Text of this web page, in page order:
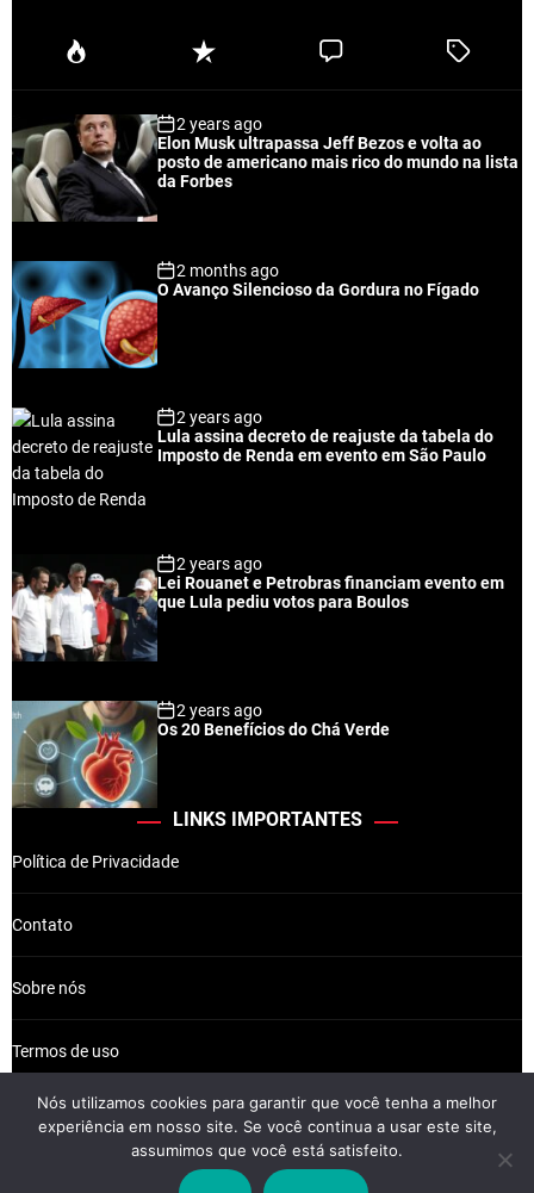
P
u
a
r
R
e
n
t
C
e
T
e
2 years ago
Elon Musk ultrapassa Jeff Bezos e volta ao
posto de americano mais rico do mundo na lista
da Forbes
2 months ago
O Avanço Silencioso da Gordura no Fígado
2 years ago
Lula assina decreto de reajuste da tabela do
Imposto de Renda em evento em São Paulo
2 years ago
Lei Rouanet e Petrobras financiam evento em
que Lula pediu votos para Boulos
2 years ago
Os 20 Benefícios do Chá Verde
LINKS IMPORTANTES
Política de Privacidade
Contato
Sobre nós
Termos de uso
Wikkiz © 2026 Newsreach.
Nós utilizamos cookies para garantir que você tenha a melhor
experiência em nosso site. Se você continua a usar este site,
assumimos que você está satisfeito.